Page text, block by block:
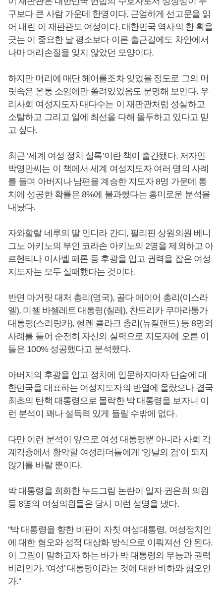
구보다 큰 사람 가운데 한명이다. 근엄하게 선고문을 읽
어 내린 이 재판관도 여성이다. 대한민국 역사의 한 획을
긋는 이 중요한 날 평소보다 이른 출근길에도 차안에서
나마 머리손질을 잊지 않았던 모양이다.
하지만 머리에 매단 헤어롤조차 잊었을 정도로 그의 머
릿속은 온통 소임에만 쏠려있었음도 분명해 보인다. 우
리사회 여성지도자 대다수는 이 재판관처럼 성실하고
소탈하고 그리고 일에 최선을 다해 몰두하고 있다고 믿
고 싶다.
최근 ‘세계 여성 정치 실록’이란 책이 출간됐다. 저자인
박영만씨는 이 책에서 세계 여성지도자 여러 명의 사례
를 들며 아버지나 남편을 계승한 지도자 8명 가운데 통
치에 성공한 확률은 8%에 불과했다는 흥미로운 분석을
내놨다.
자와할랄 네루의 딸 인디라 간디, 필리핀 상원의원 베니
그노 아키노의 부인 코라손 아키노의 2명을 제외하고 아
르헨티나 이사벨 페론 등 후광을 입고 권력을 잡은 여성
지도자는 모두 실패했다는 것이다.
반면 마거릿 대처 총리(영국), 골다 메이어 총리(이스라
엘), 미첼 바첼레트 대통령(칠레), 찬드리카 쿠마라퉁가
대통령(스리랑카), 헬렌 클라크 총리(뉴질랜드) 등 8명의
사례를 들어 순전히 자신의 실력으로 지도자에 오른 이
들은 100% 성공했다고 분석했다.
아버지의 후광을 입고 정치에 입문하자마자 단숨에 대
한민국을 대표하는 여성지도자의 반열에 올랐으나 결국
최초의 탄핵 대통령으로 몰락한 박 대통령을 보자니 이
런 분석이 꽤나 설득력 있게 들릴 수밖에 없다.
다만 이런 분석이 앞으로 여성 대통령뿐 아니라 사회 각
계각층에서 활약할 여성리더들에게 ‘양날의 검’이 되지
않기를 바랄 뿐이다.
박 대통령을 희화한 누드그림 논란이 일자 권은희 의원
등 8명의 여성의원들은 당시 이런 성명을 냈다.
"박 대통령을 향한 비판이 자칫 여성대통령, 여성정치인
에 대한 혐오와 성적 대상화 방식으로 이뤄져선 안 된다.
이 그림이 말하고자 하는 바가 박 대통령의 무능과 권력
비리인가, '여성' 대통령이라는 것에 대한 비하와 혐오인
가.“